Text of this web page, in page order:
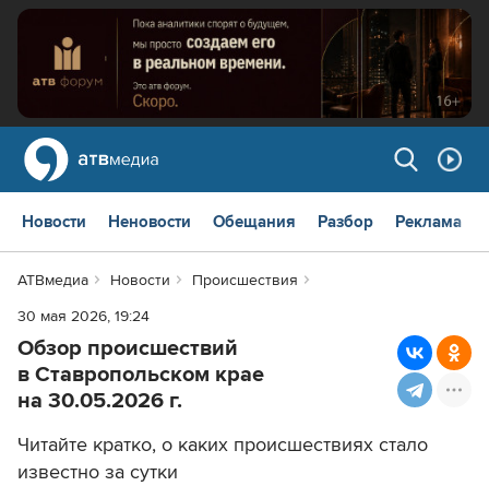
Новости Неновости Обещания Разбор Реклама
АТВмедиа Новости
Происшествия
30 мая 2026, 19:24
Обзор происшествий
в Ставропольском крае
на 30.05.2026 г.
Читайте кратко, о каких происшествиях стало
известно за сутки